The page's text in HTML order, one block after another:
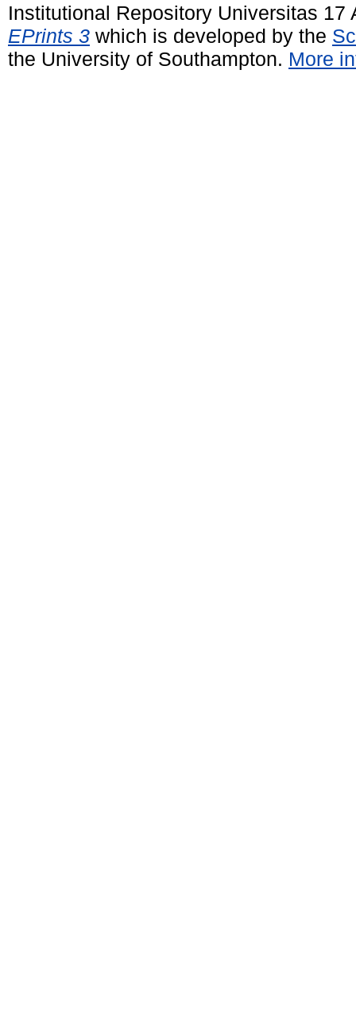
Institutional Repository Universitas
EPrints 3 which is developed by the
the University of Southampton. More